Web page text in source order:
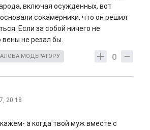
включая осужденных, вот
сокамерники, что он решил
Если за собой ничего не
не резал бы.
0
МОДЕРАТОРУ
20:18
а когда твой муж вместе с